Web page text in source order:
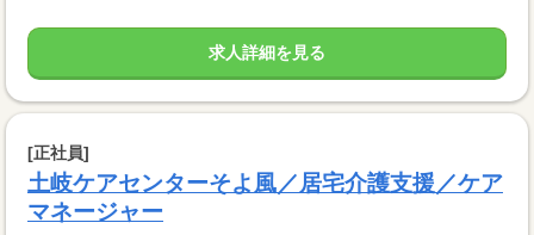
求人詳細を見る
[正社員]
土岐ケアセンターそよ風／居宅介護支援／ケア
マネージャー